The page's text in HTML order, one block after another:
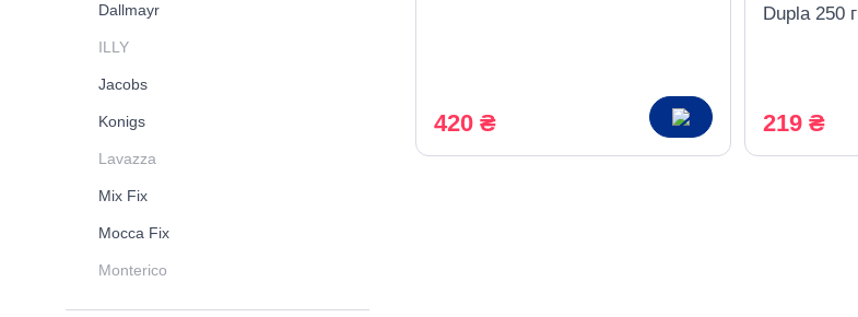
Dallmayr
ILLY
Jacobs
Konigs
Lavazza
Mix Fix
Mocca Fix
Monterico
Movenpick
420 ₴
Dupla 250 г
219 ₴